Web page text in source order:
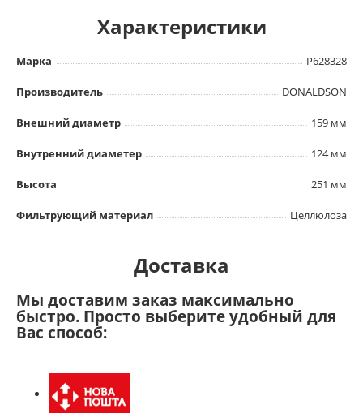
Характеристики
Марка P628328
Производитель DONALDSON
Внешний диаметр 159 мм
Внутренний диаметер 124 мм
Высота 251 мм
Фильтрующий материал Целлюлоза
Доставка
Мы доставим заказ максимально
быстро. Просто выберите удобный для
Вас способ: